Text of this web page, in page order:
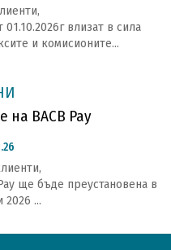
влизат в сила
и комисионите...
на BACB Pay
ще бъде преустановена в
2026 ...